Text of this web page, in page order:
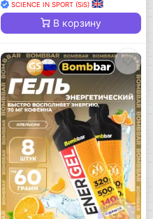
SCIENCE IN SPORT (SiS)
В корзину